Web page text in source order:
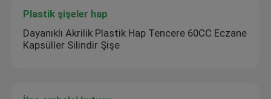
Plastik şişeler hap
Dayanıklı Akrilik Plastik Hap Tencere 60CC Eczane
Kapsüller Silindir Şişe